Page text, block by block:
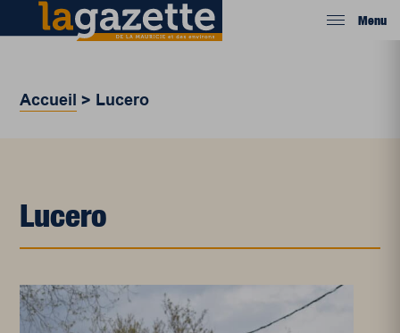
Menu
Accueil > Lucero
Lucero